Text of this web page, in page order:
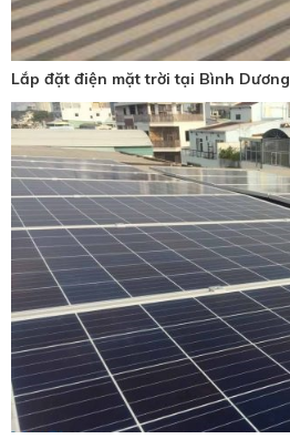
Lắp đặt điện mặt trời tại Bình Dương